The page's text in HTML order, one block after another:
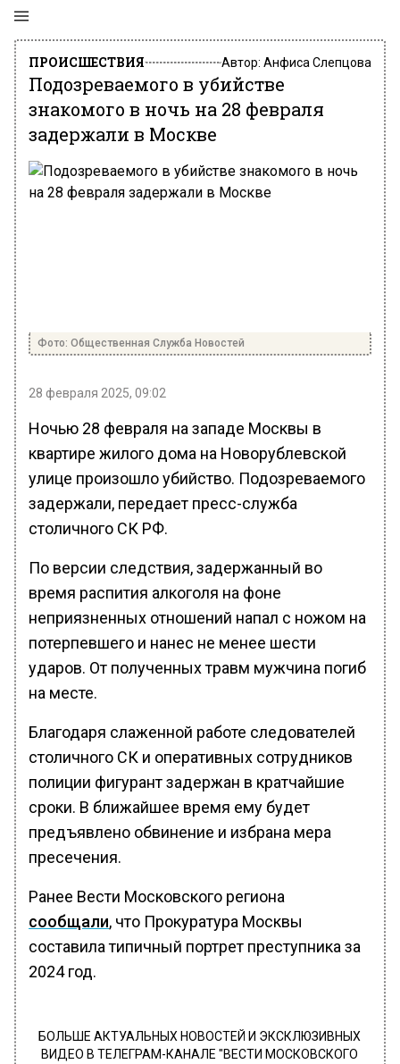
ПРОИСШЕСТВИЯ Автор: Анфиса Слепцова
Подозреваемого в убийстве
знакомого в ночь на 28 февраля
задержали в Москве
Фото: Общественная Служба Новостей
28 февраля 2025, 09:02
Ночью 28 февраля на западе Москвы в
квартире жилого дома на Новорублевской
улице произошло убийство. Подозреваемого
задержали, передает пресс-служба
столичного СК РФ.
По версии следствия, задержанный во
время распития алкоголя на фоне
неприязненных отношений напал с ножом на
потерпевшего и нанес не менее шести
ударов. От полученных травм мужчина погиб
на месте.
Благодаря слаженной работе следователей
столичного СК и оперативных сотрудников
полиции фигурант задержан в кратчайшие
сроки. В ближайшее время ему будет
предъявлено обвинение и избрана мера
пресечения.
Ранее Вести Московского региона
сообщали, что Прокуратура Москвы
составила типичный портрет преступника за
2024 год.
БОЛЬШЕ АКТУАЛЬНЫХ НОВОСТЕЙ И ЭКСКЛЮЗИВНЫХ
ВИДЕО В ТЕЛЕГРАМ-КАНАЛЕ "ВЕСТИ МОСКОВСКОГО